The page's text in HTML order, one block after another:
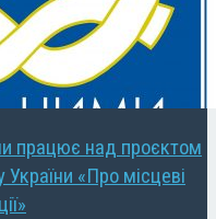
працює над проєктом
України «Про місцеві